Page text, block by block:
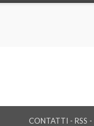
CONTATTI - RSS -